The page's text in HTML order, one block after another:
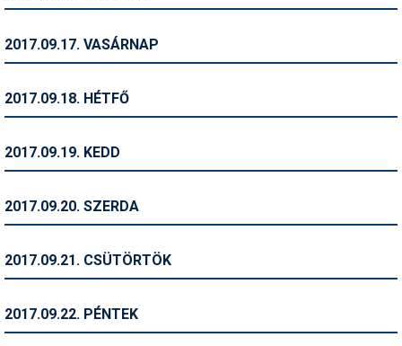
Síszerviz
Snowboard
Szakértők
2017.09.17. VASÁRNAP
2017.09.18. HÉTFŐ
2017.09.19. KEDD
2017.09.20. SZERDA
2017.09.21. CSÜTÖRTÖK
2017.09.22. PÉNTEK